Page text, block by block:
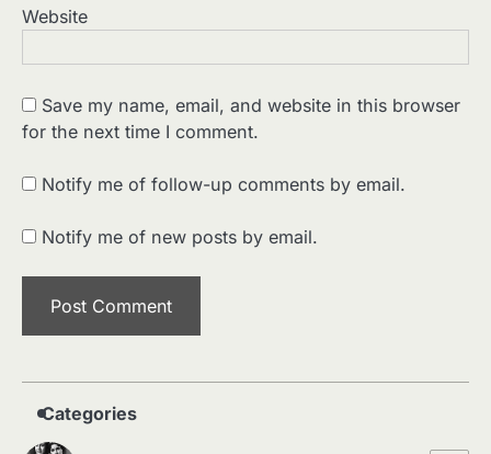
Website
Save my name, email, and website in this browser
for the next time I comment.
Notify me of follow-up comments by email.
Notify me of new posts by email.
Categories
2
Sonaley Jain
The Last Command (1928) Review
Sonaley Jain
के पहले सपने को परदे पर उतारा? — Viva